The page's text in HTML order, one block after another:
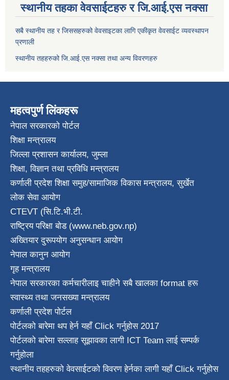
स्थानीय तहका वेवसाईटहरु र जि.आई.एस नक्सा
सबै स्थानीय तह र जिससहरुको वेवसाइटका लागि एकीकृत वेवसाईट व्यवस्थापन
प्रणाली
स्थानीय तहहरुको जि.आई.एस नक्सा तथा अन्य विवरणहरु
महत्वपुर्ण लिंकहरू
नेपाल सरकारको पोर्टल
शिक्षा मन्त्रालय
जिल्ला प्रशासन कार्यालय, जुम्ला
शिक्षा, विज्ञान तथा प्रविधि मन्त्रालय
कर्णाली प्रदेश शिक्षा समुह/सामाजिक विकास मन्त्रालय, सुर्खेत
लोक सेवा आयोग
CTEVT (सि.टि.भी.टी.
राष्ट्रिय परिक्षा बाेड (www.neb.gov.np)
अख्तियार दुरूपयोग अनुसन्धान आयोग
नेपाल कानुन आयाेग
गृह मन्त्रालय
नेपाल सरकारका कर्मचारीलाइ चाहीने सबै खालका format हरू
स्वास्थ्य तथा जनस‌ख्या मन्त्रालय
कर्णाली प्रदेश पाेर्टल
पोर्टलको बारेमा थप हेर्नयहाँ Click गर्नुहोस2017
पोर्टलको बारेमा सल्लाह सूझावका लागी ICT Teamलाई सम्पर्क
गर्नुहोला
स्थानीय तहहरुको वेवसाईटको विवरण हेर्नका लागी यहाँ Click गर्नुहोस